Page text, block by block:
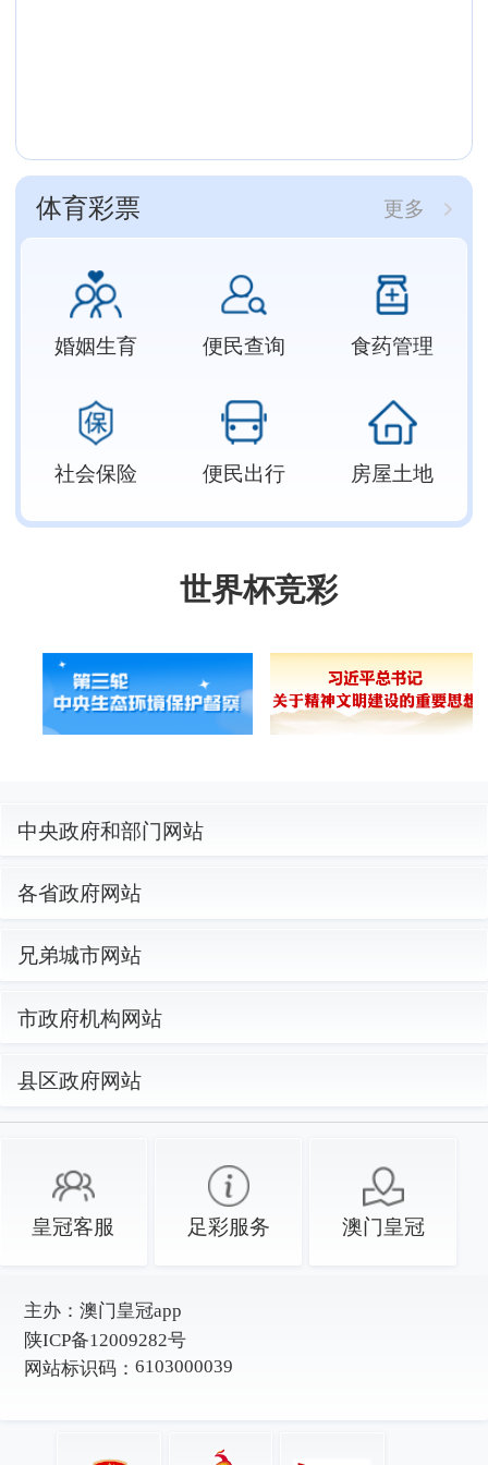
体育彩票 更多
婚姻生育 便民查询 食药管理
社会保险 便民出行 房屋土地
世界杯竞彩
中央政府和部门网站
各省政府网站
兄弟城市网站
市政府机构网站
县区政府网站
皇冠客服 足彩服务 澳门皇冠
主办： 澳门皇冠app
陕ICP备12009282号
网站标识码： 6103000039